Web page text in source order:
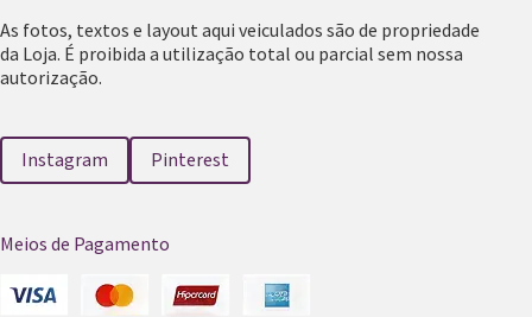
As fotos, textos e layout aqui veiculados são de propriedade
da Loja. É proibida a utilização total ou parcial sem nossa
autorização.
Instagram Pinterest
Meios de Pagamento